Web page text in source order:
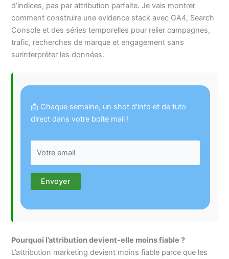
d’indices, pas par attribution parfaite. Je vais montrer
comment construire une evidence stack avec GA4, Search
Console et des séries temporelles pour relier campagnes,
trafic, recherches de marque et engagement sans
surinterpréter les données.
📩 Chaque semaine, un shot d'info et de tuto
direct dans votre boîte mail !
Pourquoi l’attribution devient-elle moins fiable ?
L’attribution marketing devient moins fiable parce que les